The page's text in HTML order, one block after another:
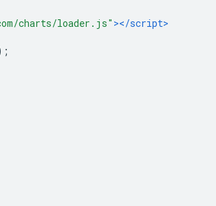
charts/loader.js" ></script>